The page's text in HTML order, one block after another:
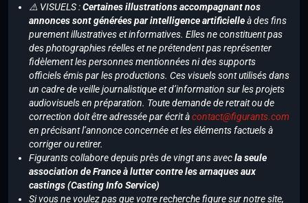
⚠️ VISUELS :Certaines illustrations accompagnant nos
annonces sont générées par intelligence artificielleà des fins
purement illustratives et informatives. Elles ne constituent pas
des photographies réelles et ne prétendent pas représenter
fidèlement les personnes mentionnées ni des supports
officiels émis par les productions. Ces visuels sont utilisés dans
un cadre de veille journalistique et d’information sur les projets
audiovisuels en préparation. Toute demande de retrait ou de
correction doit être adressée par écrit àcontact@figurants.com
en précisant l’annonce concernée et les éléments factuels à
corriger ou retirer.
Figurants collabore depuis près de vingt ans avecla seule
association de France à lutter contre les arnaques aux
castings (Casting Info Service)
Si vous ne voulez pas que votre recherche figure sur notre site,